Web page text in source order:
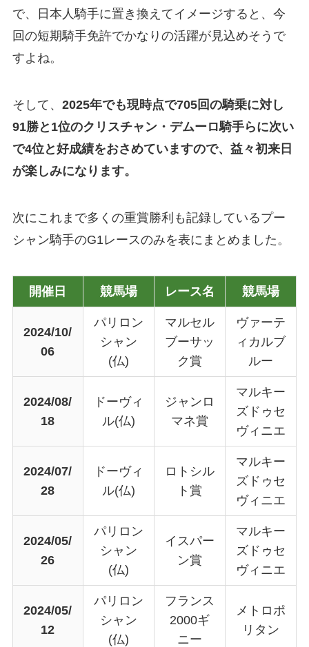
で、日本人騎手に置き換えてイメージすると、今
回の短期騎手免許でかなりの活躍が見込めそうで
すよね。
そして、 2025年でも現時点で705回の騎乗に対し
91勝と1位のクリスチャン・デムーロ騎手らに次い
で4位と好成績をおさめていますので、益々初来日
が楽しみになります。
次にこれまで多くの重賞勝利も記録しているプー
シャン騎手のG1レースのみを表にまとめました。
開催日 競馬場 レース名 競馬場
2024/10/
06
パリロン
シャン
(仏)
マルセル
ブーサッ
ク賞
ヴァーテ
ィカルブ
ルー
2024/08/
18
ドーヴィ
ル(仏)
ジャンロ
マネ賞
マルキー
ズドゥセ
ヴィニエ
2024/07/
28
ドーヴィ
ル(仏)
ロトシル
ト賞
マルキー
ズドゥセ
ヴィニエ
2024/05/
26
パリロン
シャン
(仏)
イスパー
ン賞
マルキー
ズドゥセ
ヴィニエ
2024/05/
12
パリロン
シャン
(仏)
フランス
2000ギ
ニー
メトロポ
リタン